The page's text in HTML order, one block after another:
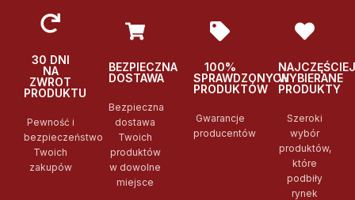
30 DNI
NA
ZWROT
PRODUKTU
Pewność i
bezpieczeństwo
Twoich
zakupów
BEZPIECZNA
DOSTAWA
Bezpieczna
dostawa
Twoich
produktów
w dowolne
miejsce
100%
SPRAWDZONYCH
PRODUKTÓW
Gwarancje
producentów
NAJCZĘŚCIEJ
WYBIERANE
PRODUKTY
Szeroki
wybór
produktów,
które
podbiły
rynek